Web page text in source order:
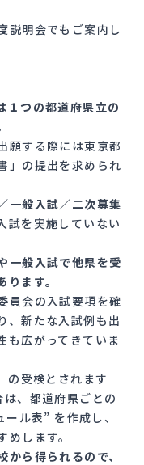
説明会でもご案内し
１つの都道府県立の
願する際には東京都
」の提出を求められ
一般入試／二次募集
試を実施していない
一般入試で他県を受
ます。
員会の入試要項を確
、新たな入試例も出
も広がってきていま
の受検とされます
、都道府県ごとの
ル表” を作成し、
します。
ら得られるので、